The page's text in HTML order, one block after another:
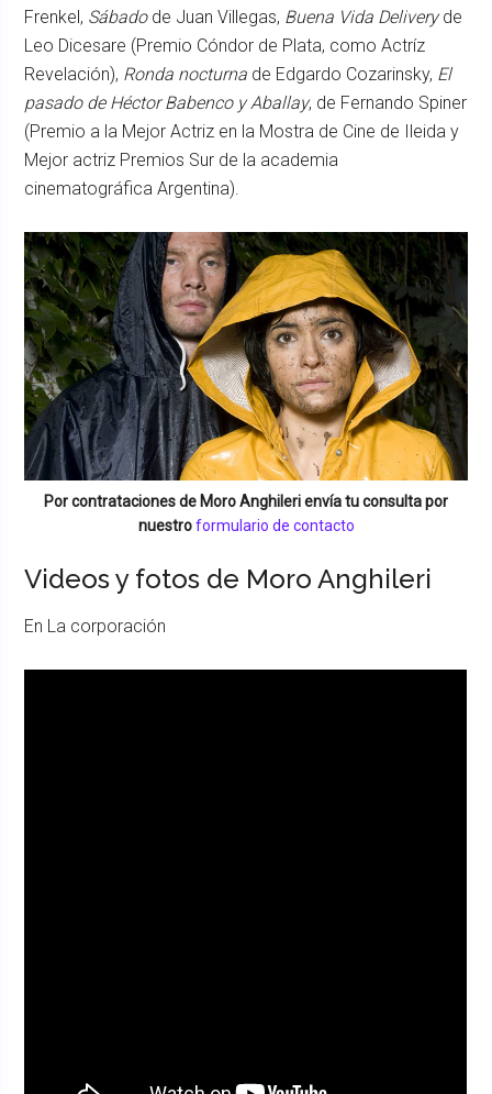
Frenkel, Sábadode Juan Villegas, Buena Vida Deliveryde
Leo Dicesare (Premio Cóndor de Plata, como Actríz
Revelación), Ronda nocturna de Edgardo Cozarinsky, El
pasado de Héctor Babenco y Aballay, de Fernando Spiner
(Premio a la Mejor Actriz en la Mostra de Cine de Ileida y
Mejor actriz Premios Sur de la academia
cinematográfica Argentina).
Por contrataciones de Moro Anghilerienvía tu consulta por
nuestroformulario de contacto
Videos y fotos de Moro Anghileri
En La corporación